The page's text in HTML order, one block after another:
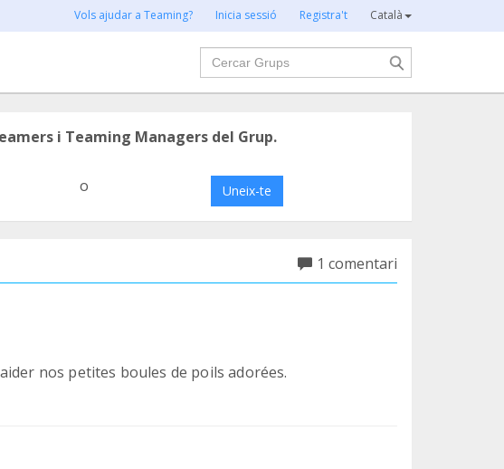
Vols ajudar a Teaming? Inicia sessió Registra't Català
Cercar
i Teaming Managers del Grup.
o Uneix-te
1 comentari
nos petites boules de poils adorées.